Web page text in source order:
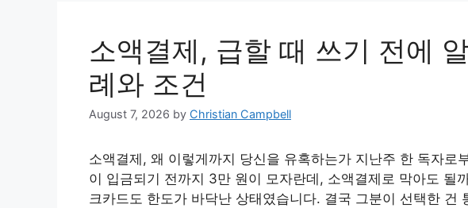
소액결제, 급할 때 쓰기 전에
례와 조건
August 7, 2026 by Christian Campbell
소액결제, 왜 이렇게까지 당신을 유혹하는가 지난주 한 독자로
이 입금되기 전까지 3만 원이 모자란데, 소액결제로 막아도 될
크카드도 한도가 바닥난 상태였습니다. 결국 그분이 선택한 건